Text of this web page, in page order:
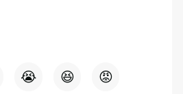
😭 😆 😡